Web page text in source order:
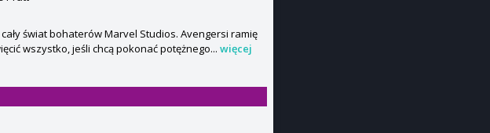
świat bohaterów Marvel Studios. Avengersi ramię
wszystko, jeśli chcą pokonać potężnego... więcej